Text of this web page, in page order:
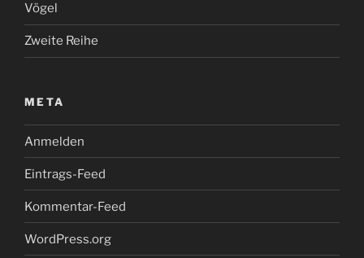
Vögel
Zweite Reihe
META
Anmelden
Eintrags-Feed
Kommentar-Feed
WordPress.org